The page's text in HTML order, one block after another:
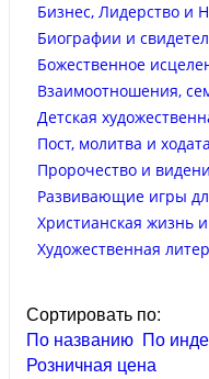
Бизнес, Лидерство и
Биографии и
Божественное
Взаимоотношения,
Детская
Пост, молитва и
Пророчество и
Развивающие игры
Христианская жизнь
Художественная
Сортировать по:
По названию По
Розничная цена